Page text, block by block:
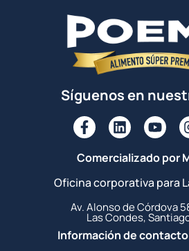
Comercializado por
Oficina corporativa para
Av. Alonso de Córdova
Las Condes,
Síguenos en
Información de